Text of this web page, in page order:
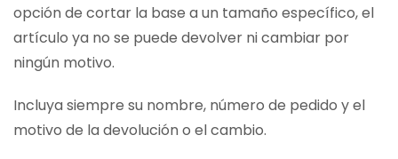
opción de cortar la base a un tamaño específico, el
artículo ya no se puede devolver ni cambiar por
ningún motivo.
Incluya siempre su nombre, número de pedido y el
motivo de la devolución o el cambio.